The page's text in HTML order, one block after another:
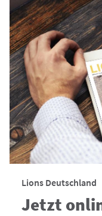
Lions Deutschland
Jetzt